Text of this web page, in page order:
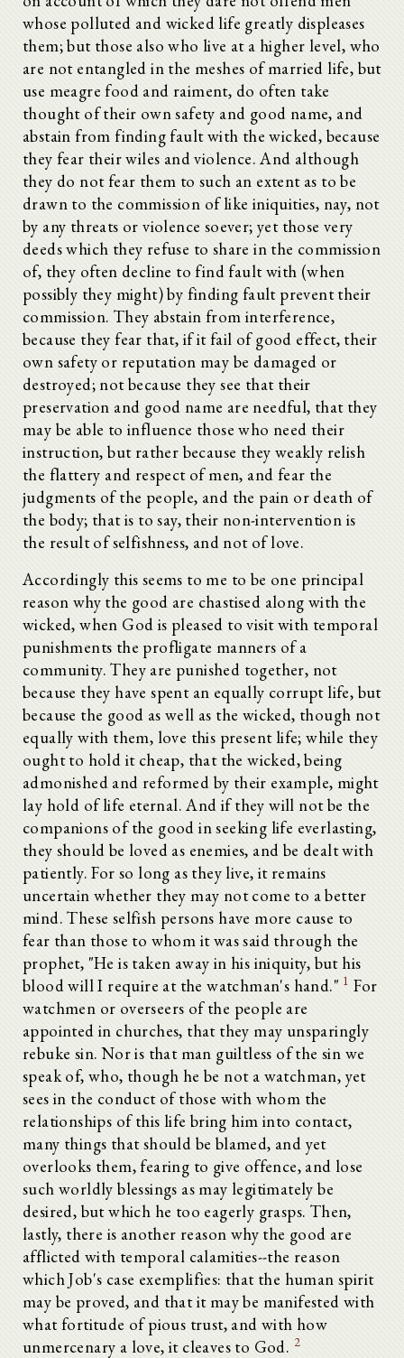
whose polluted and wicked life greatly displeases
them; but those also who live at a higher level, who
are not entangled in the meshes of married life, but
use meagre food and raiment, do often take
thought of their own safety and good name, and
abstain from finding fault with the wicked, because
they fear their wiles and violence. And although
they do not fear them to such an extent as to be
drawn to the commission of like iniquities, nay, not
by any threats or violence soever; yet those very
deeds which they refuse to share in the commission
of, they often decline to find fault with (when
possibly they might) by finding fault prevent their
commission. They abstain from interference,
because they fear that, if it fail of good effect, their
own safety or reputation may be damaged or
destroyed; not because they see that their
preservation and good name are needful, that they
may be able to influence those who need their
instruction, but rather because they weakly relish
the flattery and respect of men, and fear the
judgments of the people, and the pain or death of
the body; that is to say, their non-intervention is
the result of selfishness, and not of love.
Accordingly this seems to me to be one principal
reason why the good are chastised along with the
wicked, when God is pleased to visit with temporal
punishments the profligate manners of a
community. They are punished together, not
because they have spent an equally corrupt life, but
because the good as well as the wicked, though not
equally with them, love this present life; while they
ought to hold it cheap, that the wicked, being
admonished and reformed by their example, might
lay hold of life eternal. And if they will not be the
companions of the good in seeking life everlasting,
they should be loved as enemies, and be dealt with
patiently. For so long as they live, it remains
uncertain whether they may not come to a better
mind. These selfish persons have more cause to
fear than those to whom it was said through the
prophet, "He is taken away in his iniquity, but his
blood will I require at the watchman's hand." 1 For
watchmen or overseers of the people are
appointed in churches, that they may unsparingly
rebuke sin. Nor is that man guiltless of the sin we
speak of, who, though he be not a watchman, yet
sees in the conduct of those with whom the
relationships of this life bring him into contact,
many things that should be blamed, and yet
overlooks them, fearing to give offence, and lose
such worldly blessings as may legitimately be
desired, but which he too eagerly grasps. Then,
lastly, there is another reason why the good are
afflicted with temporal calamities--the reason
which Job's case exemplifies: that the human spirit
may be proved, and that it may be manifested with
what fortitude of pious trust, and with how
unmercenary a love, it cleaves to God. 2